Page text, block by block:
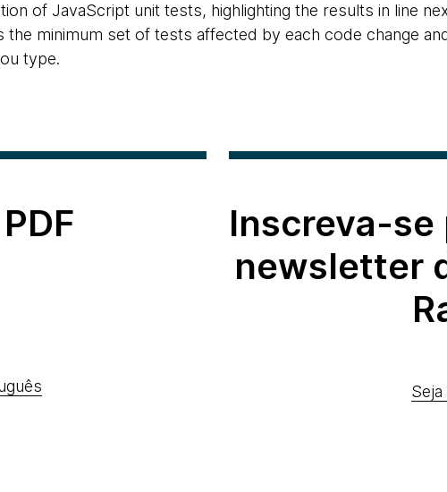
of JavaScript unit tests, highlighting the results in line
the minimum set of tests affected by each code change
type.
Inscreva-se
newsletter